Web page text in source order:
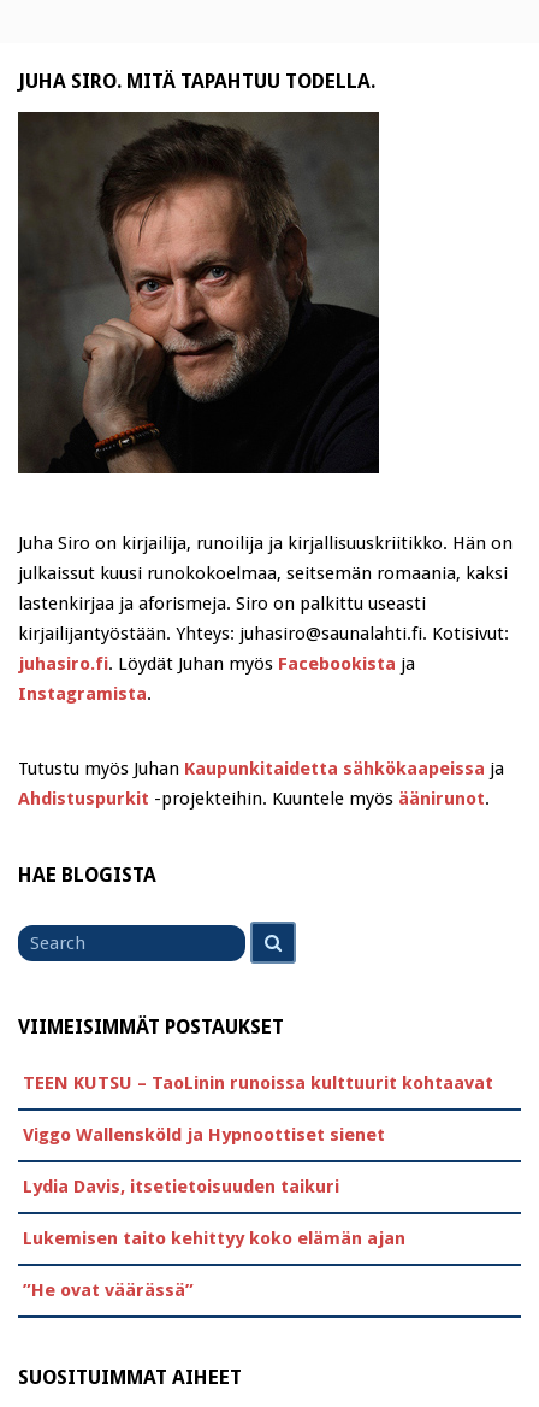
JUHA SIRO. MITÄ TAPAHTUU TODELLA.
Juha Siro on kirjailija, runoilija ja kirjallisuuskriitikko. Hän on
julkaissut kuusi runokokoelmaa, seitsemän romaania, kaksi
lastenkirjaa ja aforismeja. Siro on palkittu useasti
kirjailijantyöstään. Yhteys: juhasiro@saunalahti.fi. Kotisivut:
juhasiro.fi. Löydät Juhan myös Facebookista ja
Instagramista.
Tutustu myös Juhan Kaupunkitaidetta sähkökaapeissa ja
Ahdistuspurkit -projekteihin. Kuuntele myös äänirunot.
HAE BLOGISTA
for
VIIMEISIMMÄT POSTAUKSET
TEEN KUTSU – TaoLinin runoissa kulttuurit kohtaavat
Viggo Wallensköld ja Hypnoottiset sienet
Lydia Davis, itsetietoisuuden taikuri
Lukemisen taito kehittyy koko elämän ajan
”He ovat väärässä”
SUOSITUIMMAT AIHEET